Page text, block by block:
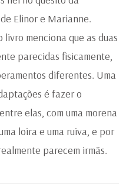
Elinor e Marianne.
livro menciona que as duas
parecidas fisicamente,
diferentes. Uma
é fazer o
elas, com uma morena
loira e uma ruiva, e por
parecem irmãs.